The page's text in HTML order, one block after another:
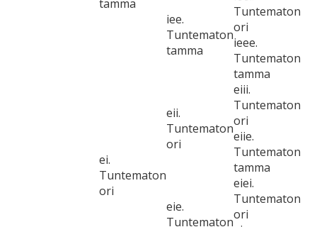
tamma
iee.
Tuntematon
tamma
Tuntematon
ori
ieee.
Tuntematon
tamma
ei.
Tuntematon
ori
eii.
Tuntematon
ori
eiii.
Tuntematon
ori
eiie.
Tuntematon
tamma
eie.
Tuntematon
eiei.
Tuntematon
ori